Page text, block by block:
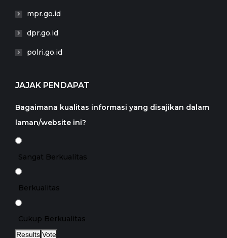
mpr.go.id
dpr.go.id
polri.go.id
JAJAK PENDAPAT
Bagaimana kualitas informasi yang disajikan dalam
laman/website ini?
Sangat Berkualitas
Berkualitas
Cukup Berkualitas
Results Vote